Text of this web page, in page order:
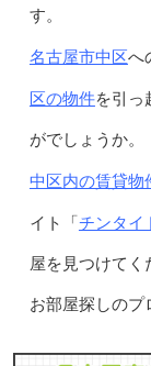
す。
名古屋市中区へ
区の物件を引っ
がでしょうか。
中区内の賃貸物
イト「チンタイ
屋を見つけてく
お部屋探しのプ